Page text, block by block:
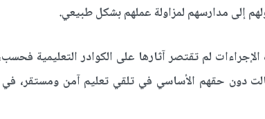
إلى مدارسهم لمزاولة عملهم بشكل طبيعي.
لم تقتصر آثارها على الكوادر التعليمية
دون حقهم الأساسي في تلقي تعليم آمن ومستقر،